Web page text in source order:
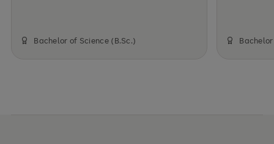
Bachelor of Science (B.Sc.)